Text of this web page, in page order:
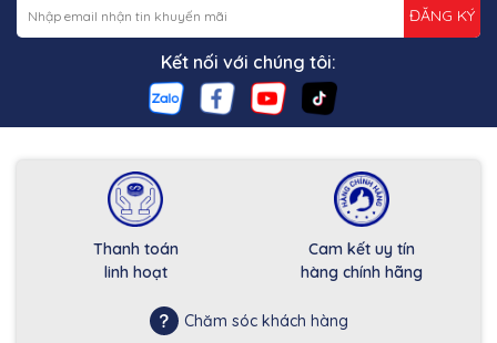
ĐĂNG KÝ
Kết nối với chúng tôi:
Thanh toán
linh hoạt
Cam kết uy tín
hàng chính hãng
Chăm sóc khách hàng